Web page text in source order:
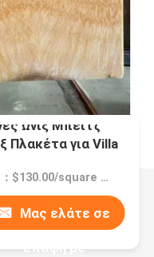
Ωνίξ Μπέιτζ
Πλακέτα για Villa
Τιμή：$130.00/square meters 20-99 square meters
Μας ελάτε σε
επαφή με